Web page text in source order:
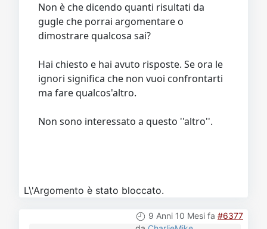
Non è che dicendo quanti risultati da
gugle che porrai argomentare o
dimostrare qualcosa sai?
Hai chiesto e hai avuto risposte. Se ora le
ignori significa che non vuoi confrontarti
ma fare qualcos'altro.
Non sono interessato a questo ''altro''.
L\'Argomento è stato bloccato.
9 Anni 10 Mesi fa #6377